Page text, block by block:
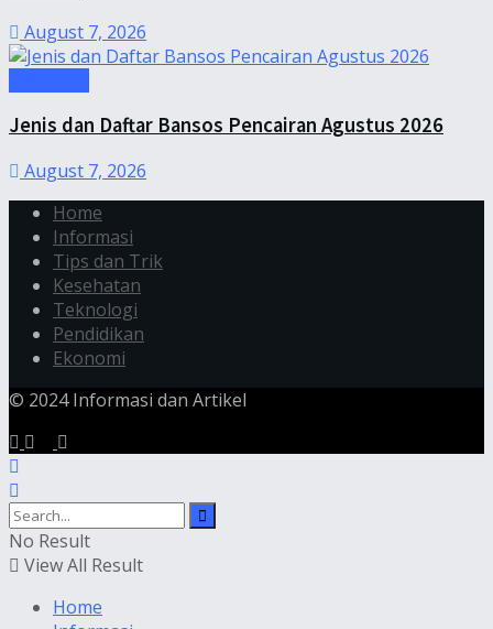
August 7, 2026
Jenis dan Daftar Bansos Pencairan Agustus 2026
August 7, 2026
Home
Informasi
Tips dan Trik
Kesehatan
Teknologi
Pendidikan
Ekonomi
© 2024 Informasi dan Artikel
No Result
View All Result
Home